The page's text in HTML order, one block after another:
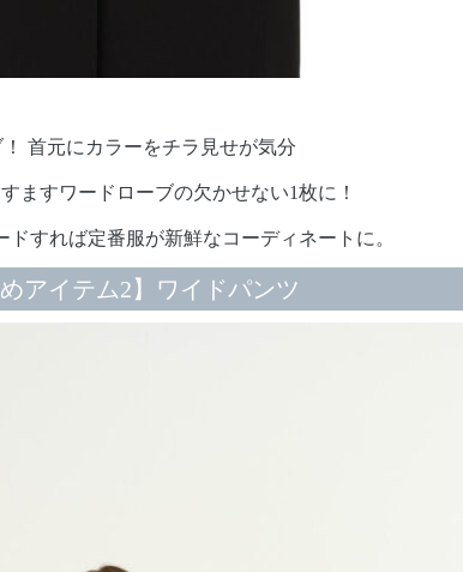
首元にカラーをチラ見せが気分
ますワードローブの欠かせない1枚に！
ドすれば定番服が新鮮なコーディネートに。
めアイテム2】ワイドパンツ